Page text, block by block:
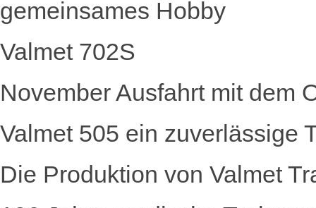
gemeinsames Hobby
Valmet 702S
November Ausfahrt mit dem
Valmet 505 ein zuverlässige
Die Produktion von Valmet